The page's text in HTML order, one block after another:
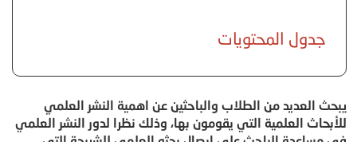
جدول المحتويات
يبحث العديد من الطلاب والباحثين عن اهمية النشر العلمي
للأبحاث العلمية التي يقومون بها، وذلك نظرا لدور النشر العلمي